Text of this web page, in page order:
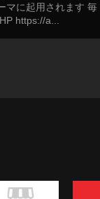
マに起用されます 毎
https://a...